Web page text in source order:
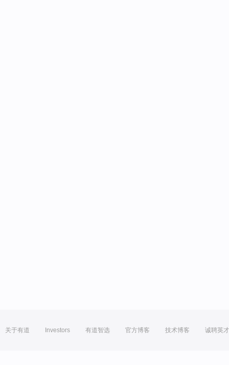
关于有道 Investors 有道智选 官方博客 技术博客 诚聘英才